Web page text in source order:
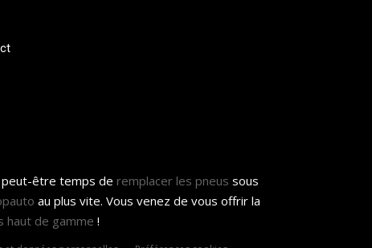
peut-être temps de remplacer les pneus sous
au plus vite. Vous venez de vous offrir la
haut de gamme !